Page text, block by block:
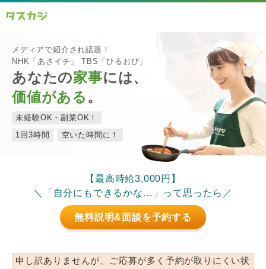
メディアで紹介され話題！
NHK「あさイチ」 TBS「ひるおび」
あなたの家事には、
価値がある 。
未経験OK・副業OK！
1回3時間
空いた時間に！
【最高時給3,000円】
＼「自分にもできるかな…」って思ったら／
無料説明&面談を予約する
申し訳ありませんが、ご応募が多く予約が取りにくい状